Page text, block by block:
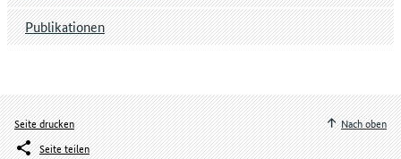
Publikationen
Seite drucken
Seite teilen
Nach oben